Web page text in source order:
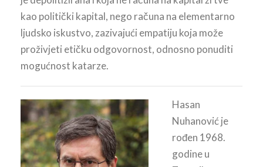
kao politički kapital, nego računa na elementarno
ljudsko iskustvo, zazivajući empatiju koja može
proživjeti etičku odgovornost, odnosno ponuditi
mogućnost katarze.
Hasan
Nuhanović je
rođen 1968.
godine u